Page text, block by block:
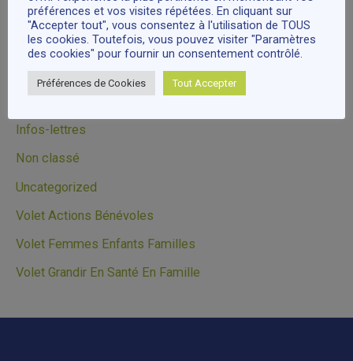
Cours
Événements
Famille
Infos-lettres
Non classé
Uncategorized
Volet Actions Bénévoles
Volet Femmes Enfants Familles
Volet Grandir En Santé En Famille
préférences et vos visites répétées. En cliquant sur
"Accepter tout", vous consentez à l'utilisation de TOUS
les cookies. Toutefois, vous pouvez visiter "Paramètres
des cookies" pour fournir un consentement contrôlé.
Préférences de Cookies Tout Accepter